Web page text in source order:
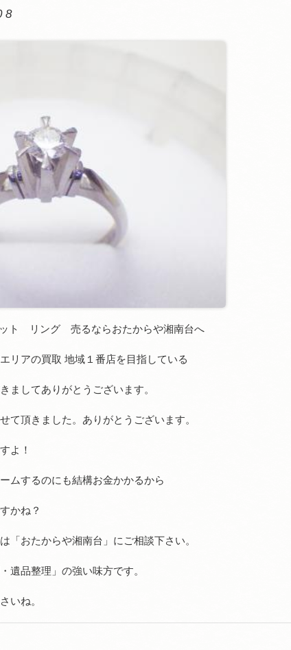
ト リング 売るならおたからや湘南台へ
リアの買取 地域１番店を目指している
ましてありがとうございます。
て頂きました。ありがとうございます。
よ！
ムするのにも結構お金かかるから
かね？
「おたからや湘南台」にご相談下さい。
遺品整理」の強い味方です。
いね。